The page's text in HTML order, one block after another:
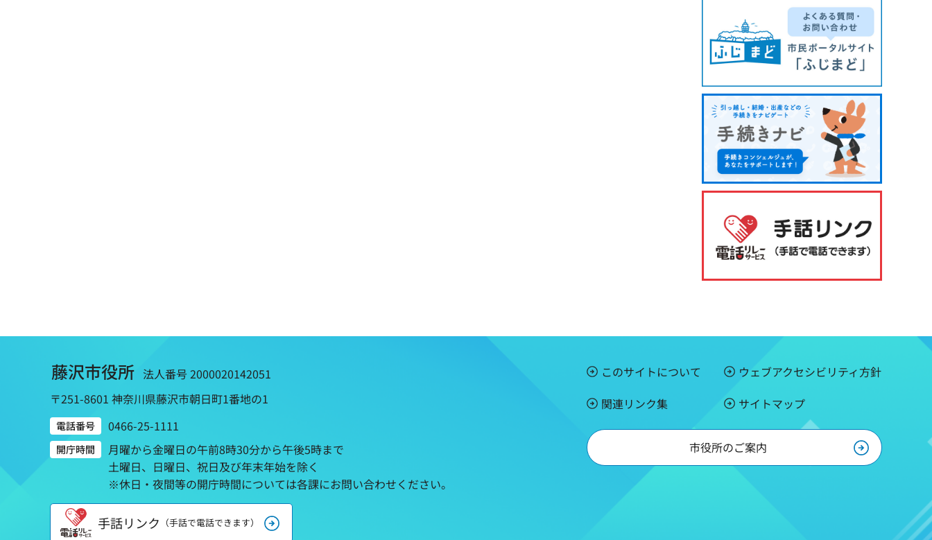
藤沢市役所 法人番号 2000020142051
〒251-8601 神奈川県藤沢市朝日町1番地の1
電話番号 0466-25-1111
開庁時間
月曜から金曜日の午前8時30分から午後5時まで
土曜日、日曜日、祝日及び年末年始を除く
※休日・夜間等の開庁時間については各課にお問い合わせください。
手話リンク （手話で電話できます）
このサイトについて
ウェブアクセシビリティ方針
関連リンク集
サイトマップ
市役所のご案内